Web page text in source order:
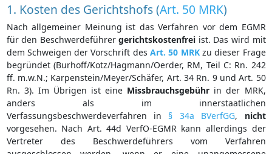
1. Kosten des Gerichtshofs (Art. 50 MRK)
Nach allgemeiner Meinung ist das Verfahren vor dem EGMR
für den Beschwerdeführergerichtskostenfrei ist. Das wird mit
dem Schweigen der Vorschrift des Art. 50 MRKzu dieser Frage
begründet (Burhoff/Kotz/Hagmann/Oerder, RM, Teil C: Rn. 242
ff. m.w.N.; Karpenstein/Meyer/Schäfer, Art. 34 Rn. 9 und Art. 50
Rn. 3). Im Übrigen ist eine Missbrauchsgebühr in der MRK,
anders als im innerstaatlichen
Verfassungsbeschwerdeverfahren in § 34a BVerfGG, nicht
vorgesehen. Nach Art. 44d VerfO-EGMR kann allerdings der
Vertreter des Beschwerdeführers vom Verfahren